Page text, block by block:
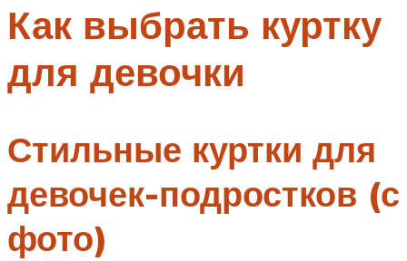
Аксессуары
Меню
Как выбрать куртку
для девочки
Стильные куртки для
девочек-подростков (с
фото)